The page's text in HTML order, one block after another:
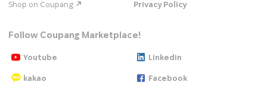
Shop on Coupang Privacy Policy
Follow Coupang Marketplace!
Youtube Linkedin
kakao Facebook